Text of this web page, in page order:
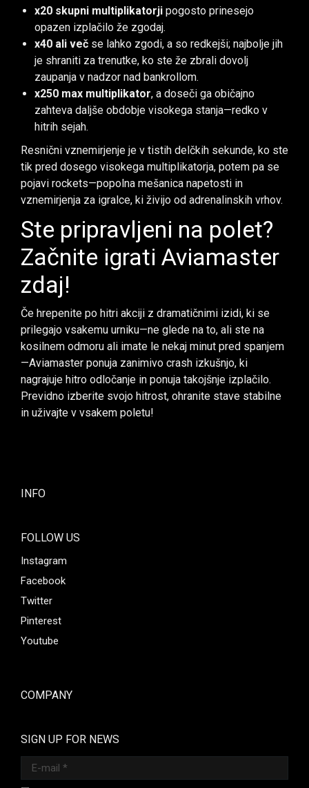
x20 skupni multiplikatorji pogosto prinesejo
opazen izplačilo že zgodaj.
x40 ali več se lahko zgodi, a so redkejši; najbolje jih
je shraniti za trenutke, ko ste že zbrali dovolj
zaupanja v nadzor nad bankrollom.
x250 max multiplikator, a doseči ga običajno
zahteva daljše obdobje visokega stanja—redko v
hitrih sejah.
Resnični vznemirjenje je v tistih delčkih sekunde, ko ste
tik pred dosego visokega multiplikatorja, potem pa se
pojavi rockets—popolna mešanica napetosti in
vznemirjenja za igralce, ki živijo od adrenalinskih vrhov.
Ste pripravljeni na polet?
Začnite igrati Aviamaster
zdaj!
Če hrepenite po hitri akciji z dramatičnimi izidi, ki se
prilegajo vsakemu urniku—ne glede na to, ali ste na
kosilnem odmoru ali imate le nekaj minut pred spanjem
—Aviamaster ponuja zanimivo crash izkušnjo, ki
nagrajuje hitro odločanje in ponuja takojšnje izplačilo.
Previdno izberite svojo hitrost, ohranite stave stabilne
in uživajte v vsakem poletu!
INFO
FOLLOW US
Instagram
Facebook
Twitter
Pinterest
Youtube
COMPANY
SIGN UP FOR NEWS
E-mail *